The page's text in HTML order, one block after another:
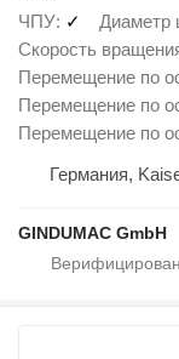
ЧПУ ✓ Диаметр
Скорость
Перемещение по
Перемещение по
Перемещение по
Германия,
GINDUMAC GmbH